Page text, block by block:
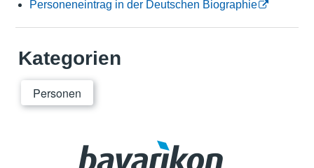
Personeneintrag in der Deutschen Biographie
Kategorien
Personen